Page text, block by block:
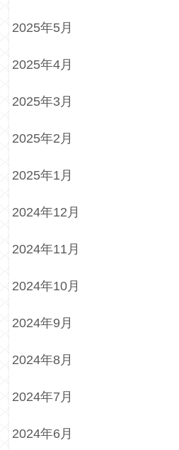
2025年5月
2025年4月
2025年3月
2025年2月
2025年1月
2024年12月
2024年11月
2024年10月
2024年9月
2024年8月
2024年7月
2024年6月